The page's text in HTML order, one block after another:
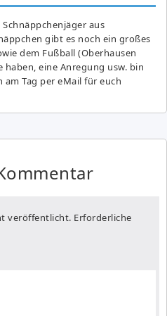
aus
gibt es noch ein großes
dem Fußball (Oberhausen
haben, eine Anregung usw. bin
Tag per eMail für euch
veröffentlicht. Erforderliche